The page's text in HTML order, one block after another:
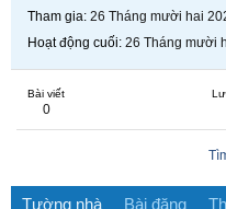
Tham gia 26 Tháng mười hai
Hoạt động cuối 26 Tháng mười
Bài viết
0
Tường nhà Bài đăng